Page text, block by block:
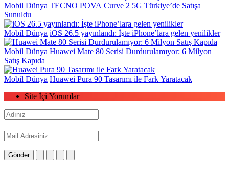
Mobil Dünya TECNO POVA Curve 2 5G Türkiye’de Satışa
Sunuldu
Mobil Dünya iOS 26.5 yayınlandı: İşte iPhone’lara gelen yenilikler
Mobil Dünya Huawei Mate 80 Serisi Durdurulamıyor: 6 Milyon
Satış Kapıda
Mobil Dünya Huawei Pura 90 Tasarımı ile Fark Yaratacak
Site İçi Yorumlar
Gönder